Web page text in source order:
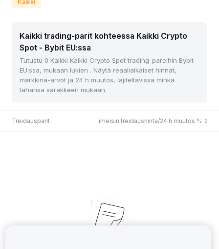
Kaikki
Kaikki trading-parit kohteessa Kaikki Crypto
Spot - Bybit EU:ssa
Tutustu 0 Kaikki Kaikki Crypto Spot trading-pareihin Bybit
EU:ssa, mukaan lukien . Näytä reaaliaikaiset hinnat,
markkina-arvot ja 24 h muutos, lajiteltavissa minkä
tahansa sarakkeen mukaan.
Treidausparit Viimeisin treidaushinta/24 h muutos %